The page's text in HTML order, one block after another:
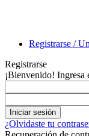
Registrarse /
Registrarse
¡Bienvenido! Ingresa
¿Olvidaste tu